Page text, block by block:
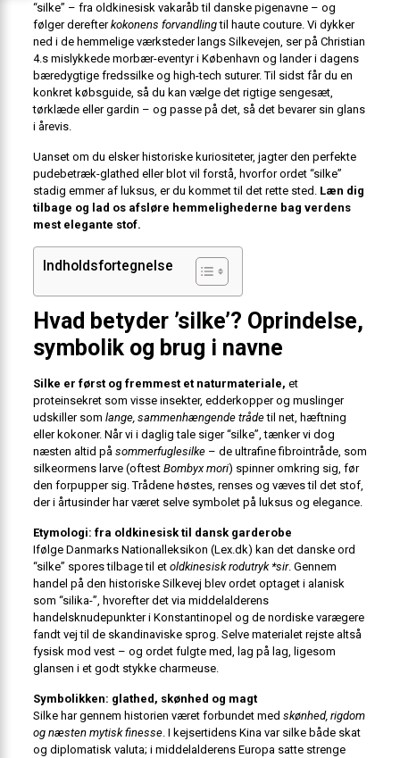
“silke” – fra oldkinesisk vakaråb til danske pigenavne – og
følger derefterkokonens forvandlingtil haute couture. Vi dykker
ned i de hemmelige værksteder langs Silkevejen, ser på Christian
4.s mislykkede morbær-eventyr i København og lander i dagens
bæredygtige fredssilke og high-tech suturer. Til sidst får du en
konkret købsguide, så du kan vælge det rigtige sengesæt,
tørklæde eller gardin – og passe på det, så det bevarer sin glans
i årevis.
Uanset om du elsker historiske kuriositeter, jagter den perfekte
pudebetræk-glathed eller blot vil forstå, hvorfor ordet “silke”
stadig emmer af luksus, er du kommet til det rette sted. Læn dig
tilbage og lad os afsløre hemmelighederne bag verdens
mest elegante stof.
Indholdsfortegnelse
Hvad betyder ’silke’? Oprindelse,
symbolik og brug i navne
Silke er først og fremmest et naturmateriale, et
proteinsekret som visse insekter, edderkopper og muslinger
udskiller som lange, sammenhængende trådetil net, hæftning
eller kokoner. Når vi i daglig tale siger “silke”, tænker vi dog
næsten altid på sommerfuglesilke– de ultrafine fibrointråde, som
silkeormens larve (oftest Bombyx mori) spinner omkring sig, før
den forpupper sig. Trådene høstes, renses og væves til det stof,
der i årtusinder har været selve symbolet på luksus og elegance.
Etymologi: fra oldkinesisk til dansk garderobe
Ifølge Danmarks Nationalleksikon (Lex.dk) kan det danske ord
“silke” spores tilbage til et oldkinesisk rodutryk *sir. Gennem
handel på den historiske Silkevej blev ordet optaget i alanisk
som “silika-”, hvorefter det via middelalderens
handelsknudepunkter i Konstantinopel og de nordiske varægere
fandt vej til de skandinaviske sprog. Selve materialet rejste altså
fysisk mod vest – og ordet fulgte med, lag på lag, ligesom
glansen i et godt stykke charmeuse.
Symbolikken: glathed, skønhed og magt
Silke har gennem historien været forbundet med skønhed, rigdom
og næsten mytisk finesse. I kejsertidens Kina var silke både skat
og diplomatisk valuta; i middelalderens Europa satte strenge